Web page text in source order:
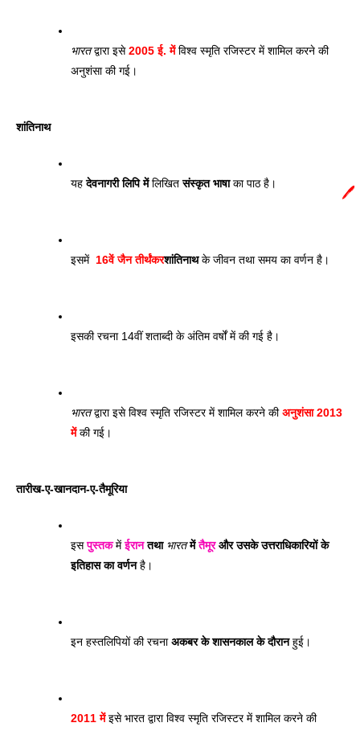
भारत द्वारा इसे 2005 ई. में विश्व स्मृति रजिस्टर में शामिल करने की
अनुशंसा की गई।
शांतिनाथ
यह देवनागरी लिपि में लिखित संस्कृत भाषा का पाठ है।
इसमें 16वें जैन तीर्थंकरशांतिनाथ के जीवन तथा समय का वर्णन है।
इसकी रचना 14वीं शताब्दी के अंतिम वर्षों में की गई है।
भारत द्वारा इसे विश्व स्मृति रजिस्टर में शामिल करने की अनुशंसा 2013
में की गई।
तारीख-ए-खानदान-ए-तैमूरिया
इस पुस्तक में ईरान तथा भारत में तैमूर और उसके उत्तराधिकारियों के
इतिहास का वर्णन है।
इन हस्तलिपियों की रचना अकबर के शासनकाल के दौरान हुई।
2011 में इसे भारत द्वारा विश्व स्मृति रजिस्टर में शामिल करने की
🖊️